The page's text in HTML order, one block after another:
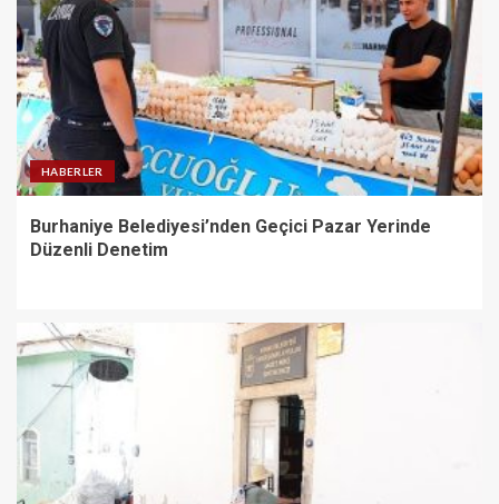
HABERLER
Burhaniye Belediyesi’nden Geçici Pazar Yerinde
Düzenli Denetim